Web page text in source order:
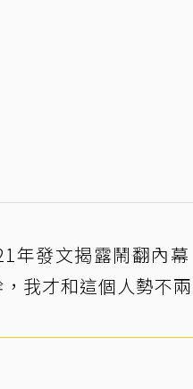
年發文揭露鬧翻內
我才和這個人勢不兩